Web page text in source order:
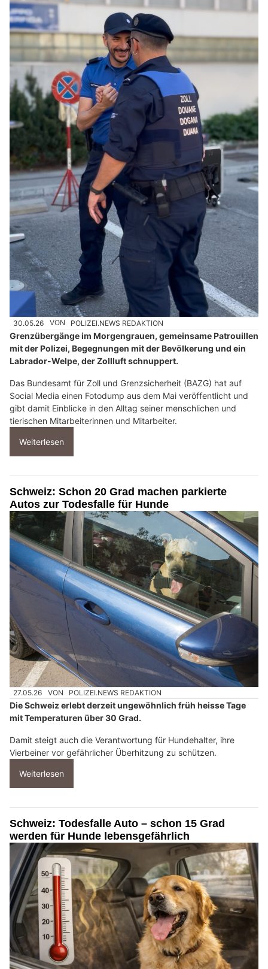
30.05.26 VON POLIZEI.NEWS REDAKTION
Grenzübergänge im Morgengrauen, gemeinsame Patrouillen
mit der Polizei, Begegnungen mit der Bevölkerung und ein
Labrador-Welpe, der Zollluft schnuppert.
Das Bundesamt für Zoll und Grenzsicherheit (BAZG) hat auf
Social Media einen Fotodump aus dem Mai veröffentlicht und
gibt damit Einblicke in den Alltag seiner menschlichen und
tierischen Mitarbeiterinnen und Mitarbeiter.
Weiterlesen
Schweiz: Schon 20 Grad machen parkierte
Autos zur Todesfalle für Hunde
27.05.26 VON POLIZEI.NEWS REDAKTION
Die Schweiz erlebt derzeit ungewöhnlich früh heisse Tage
mit Temperaturen über 30 Grad.
Damit steigt auch die Verantwortung für Hundehalter, ihre
Vierbeiner vor gefährlicher Überhitzung zu schützen.
Weiterlesen
Schweiz: Todesfalle Auto – schon 15 Grad
werden für Hunde lebensgefährlich